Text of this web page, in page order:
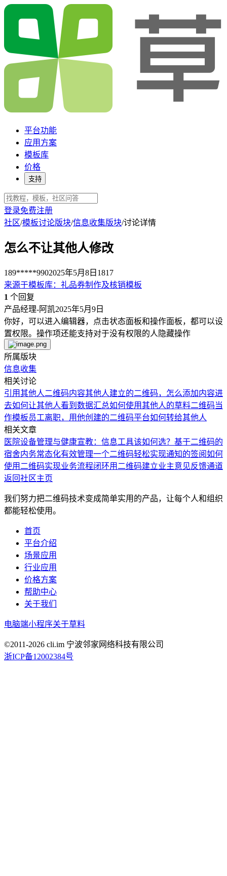
平台功能
应用方案
模板库
价格
支持
登录免费注册
社区/模板讨论版块/信息收集版块/讨论详情
怎么不让其他人修改
189*****9902025年5月8日 1817
来源于模板库： 礼品券制作及核销模板
1 个回复
产品经理-阿凯2025年5月9日
你好，可以进入编辑器，点击状态面板和操作面板，都可以设
置权限。操作项还能支持对于没有权限的人隐藏操作
所属版块
信息收集
相关讨论
引用其他人二维码内容其他人建立的二维码，怎么添加内容进
去如何让其他人看到数据汇总如何使用其他人的草料二维码当
作模板员工离职，用他创建的二维码平台如何转给其他人
相关文章
医院设备管理与健康宣教：信息工具该如何选？ 基于二维码的
宿舍内务常态化有效管理一个二维码轻松实现通知的签阅如何
使用二维码实现业务流程闭环用二维码建立业主意见反馈通道
返回社区主页
我们努力把二维码技术变成简单实用的产品，让每个人和组织
都能轻松使用。
首页
平台介绍
场景应用
行业应用
价格方案
帮助中心
关于我们
电脑端小程序关于草料
©2011-2026 cli.im 宁波邻家网络科技有限公司
浙ICP备12002384号